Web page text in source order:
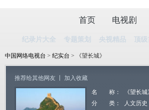
首页 电视剧
纪录片大全 专题策划 央视精品 顶
中国网络电视台 > 纪实台 > 《望长城》
推荐给其他网友 加入收藏
名 称：
《望长城
分 类：
人文历史